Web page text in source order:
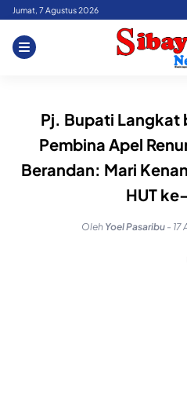
Skip
content
Jumat, 7 Agustus 2026
Pj. Bupati Langkat
Pembina Apel
Berandan: Mari
HUT
Oleh Yoel Pasaribu - 17